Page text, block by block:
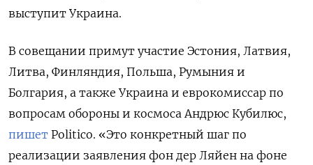
выступит Украина.
В совещании примут участие Эстония, Латвия,
Литва, Финляндия, Польша, Румыния и
Болгария, а также Украина и еврокомиссар по
вопросам обороны и космоса Андрюс Кубилюс,
пишет Politico. «Это конкретный шаг по
реализации заявления фон дер Ляйен на фоне